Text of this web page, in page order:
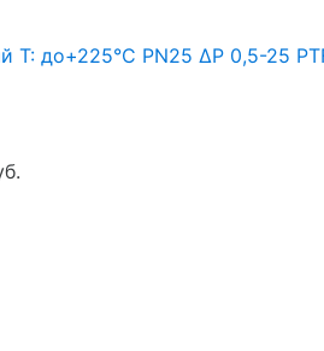
Т: до+225°С PN25 ∆P 0,5-25